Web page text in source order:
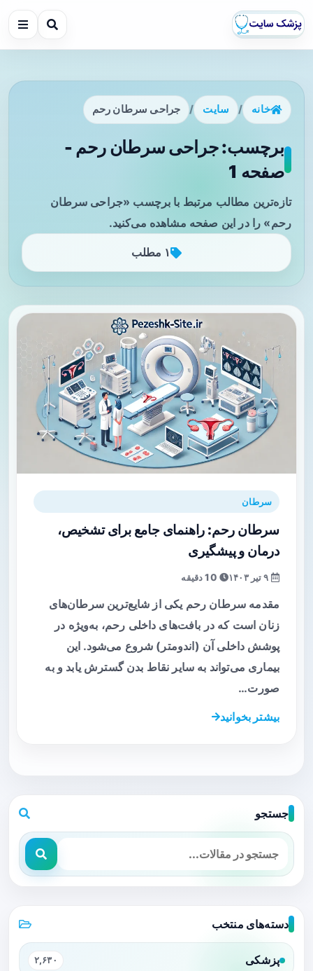
خانه / سایت / جراحی سرطان رحم
برچسب: جراحی سرطان رحم -
صفحه 1
تازه‌ترین مطالب مرتبط با برچسب «جراحی سرطان
رحم» را در این صفحه مشاهده می‌کنید.
۱ مطلب
سرطان
سرطان رحم: راهنمای جامع برای تشخیص،
درمان و پیشگیری
مقدمه سرطان رحم یکی از شایع‌ترین سرطان‌های
زنان است که در بافت‌های داخلی رحم، به‌ویژه در
پوشش داخلی آن (اندومتر) شروع می‌شود. این
بیماری می‌تواند به سایر نقاط بدن گسترش یابد و به
صورت…
بیشتر بخوانید
جستجو
دسته‌های منتخب
پزشکی ۲,۶۳۰